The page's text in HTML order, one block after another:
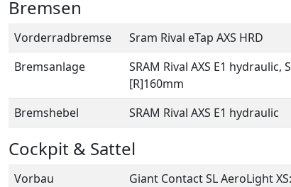
Bremsen
Vorderradbremse
Sram Rival eTap AXS HRD
Bremsanlage
SRAM Rival AXS E1
[R]160mm
Bremshebel
SRAM Rival AXS E1 hydraulic
Cockpit & Sattel
Vorbau
Giant Contact SL AeroLight